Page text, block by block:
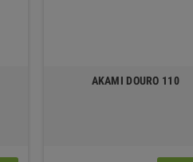
AKAMI DOURO 110